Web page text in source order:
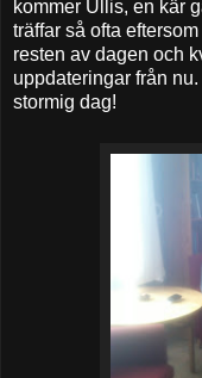
kommer Ullis, en kär
träffar så ofta
resten av dagen och
uppdateringar från
stormig dag!